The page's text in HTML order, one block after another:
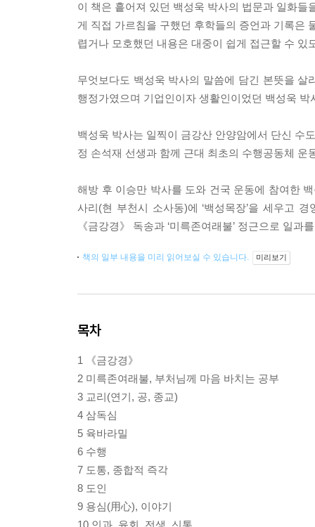
이 책은 흩어져 있던 백성욱 박사의 법문과 일화
게 직접 가르침을 구했던 후학들의 증언과 기록은
렵거나 모호했던 내용은 대중이 쉽게 접근할 수 있
무엇보다도 백성욱 박사의 말씀에 담긴 본뜻을
행정가였으며 기업인이자 생활인이었던 백성욱
백성욱 박사는 일찍이 금강산 안양암에서 단신 수
정 손석재 선생과 함께 근대 최초의 수행공동체
해방 후 이승만 박사를 도와 건국 운동에 참여한
사리(현 부천시 소사동)에 ‘백성목장’을 세우고
《금강경》 독송과 ‘미륵존여래불’ 정근으로 일
책의 일부 내용을 미리 읽어보실 수 있습니다. 미리보기
목차
1 《금강경》
2 미륵존여래불, 부처님께 마음 바치는 공부
3 교리(연기, 공, 종교)
4 삼독심
5 육바라밀
6 수행
7 도통, 종합적 즉각
8 도인
9 용심(用心), 이야기
10 인과, 윤회, 전생, 신통